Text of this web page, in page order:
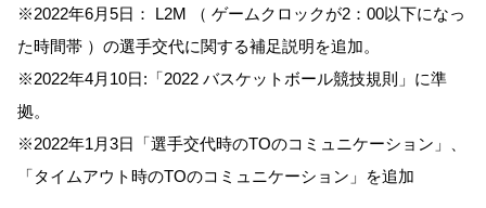
※2022年6月5日： L2M （ ゲームクロックが2：00以下になっ
た時間帯 ）の選手交代に関する補足説明を追加。
※2022年4月10日:「2022 バスケットボール競技規則」に準
拠。
※2022年1月3日「選手交代時のTOのコミュニケーション」、
「タイムアウト時のTOのコミュニケーション」を追加